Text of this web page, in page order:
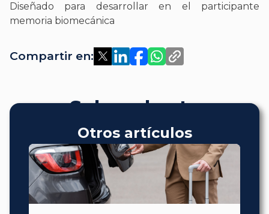
Diseñado para desarrollar en el participante
memoria biomecánica
Compartir en:
Sobre el autor
Otros artículos